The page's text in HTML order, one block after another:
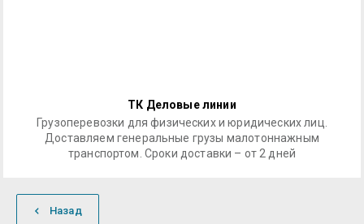
ТК Деловые линии
Грузоперевозки для физических и юридических лиц.
Доставляем генеральные грузы малотоннажным
транспортом. Сроки доставки – от 2 дней
Назад